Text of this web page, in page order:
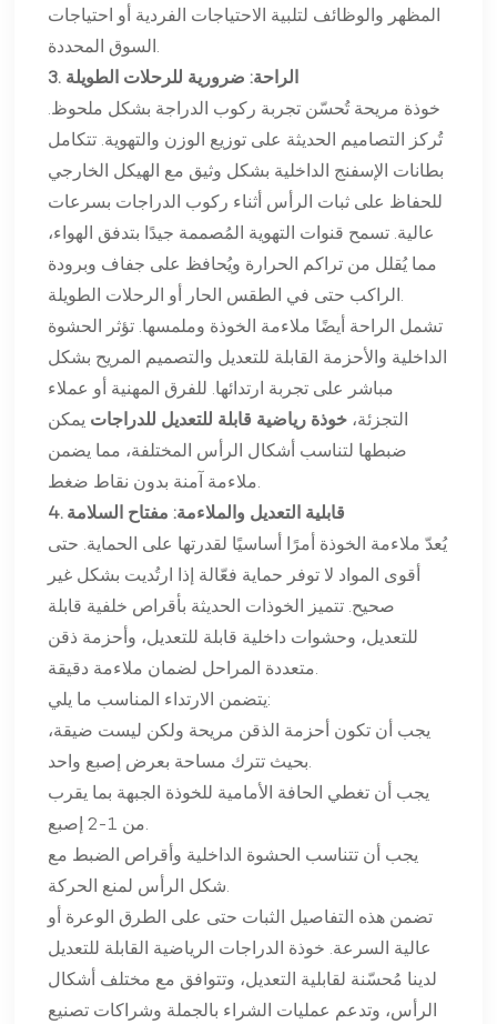
المظهر والوظائف لتلبية الاحتياجات الفردية أو احتياجات
السوق المحددة.
3. الراحة: ضرورية للرحلات الطويلة
خوذة مريحة تُحسّن تجربة ركوب الدراجة بشكل ملحوظ.
تُركز التصاميم الحديثة على توزيع الوزن والتهوية. تتكامل
بطانات الإسفنج الداخلية بشكل وثيق مع الهيكل الخارجي
للحفاظ على ثبات الرأس أثناء ركوب الدراجات بسرعات
عالية. تسمح قنوات التهوية المُصممة جيدًا بتدفق الهواء،
مما يُقلل من تراكم الحرارة ويُحافظ على جفاف وبرودة
الراكب حتى في الطقس الحار أو الرحلات الطويلة.
تشمل الراحة أيضًا ملاءمة الخوذة وملمسها. تؤثر الحشوة
الداخلية والأحزمة القابلة للتعديل والتصميم المريح بشكل
مباشر على تجربة ارتدائها. للفرق المهنية أو عملاء
التجزئة، خوذة رياضية قابلة للتعديل للدراجات يمكن
ضبطها لتناسب أشكال الرأس المختلفة، مما يضمن
ملاءمة آمنة بدون نقاط ضغط.
4. قابلية التعديل والملاءمة: مفتاح السلامة
يُعدّ ملاءمة الخوذة أمرًا أساسيًا لقدرتها على الحماية. حتى
أقوى المواد لا توفر حماية فعّالة إذا ارتُديت بشكل غير
صحيح. تتميز الخوذات الحديثة بأقراص خلفية قابلة
للتعديل، وحشوات داخلية قابلة للتعديل، وأحزمة ذقن
متعددة المراحل لضمان ملاءمة دقيقة.
يتضمن الارتداء المناسب ما يلي:
يجب أن تكون أحزمة الذقن مريحة ولكن ليست ضيقة،
بحيث تترك مساحة بعرض إصبع واحد.
يجب أن تغطي الحافة الأمامية للخوذة الجبهة بما يقرب
من 1-2 إصبع.
يجب أن تتناسب الحشوة الداخلية وأقراص الضبط مع
شكل الرأس لمنع الحركة.
تضمن هذه التفاصيل الثبات حتى على الطرق الوعرة أو
عالية السرعة. خوذة الدراجات الرياضية القابلة للتعديل
لدينا مُحسّنة لقابلية التعديل، وتتوافق مع مختلف أشكال
الرأس، وتدعم عمليات الشراء بالجملة وشراكات تصنيع